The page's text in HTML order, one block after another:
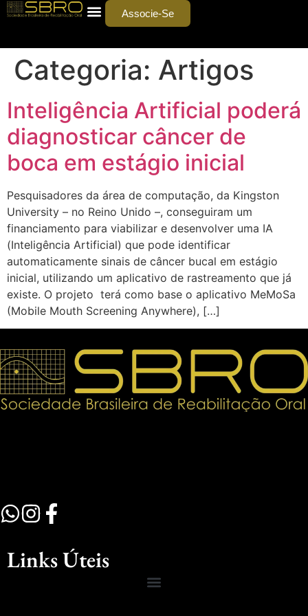
Associe-Se
Categoria: Artigos
Inteligência Artificial poderá
diagnosticar câncer de
boca em estágio inicial
Pesquisadores da área de computação, da Kingston
University – no Reino Unido –, conseguiram um
financiamento para viabilizar e desenvolver uma IA
(Inteligência Artificial) que pode identificar
automaticamente sinais de câncer bucal em estágio
inicial, utilizando um aplicativo de rastreamento que já
existe. O projeto terá como base o aplicativo MeMoSa
(Mobile Mouth Screening Anywhere), […]
Links Úteis